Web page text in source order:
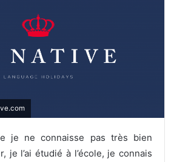
je ne connaisse pas très bien
je l’ai étudié à l’école, je connais